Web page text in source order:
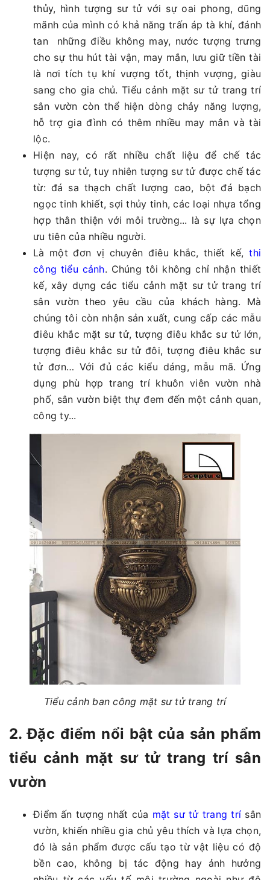
thủy, hình tượng sư tử với sự oai phong, dũng
mãnh của mình có khả năng trấn áp tà khí, đánh
tan những điều không may, nước tượng trưng
cho sự thu hút tài vận, may mắn, lưu giữ tiền tài
là nơi tích tụ khí vượng tốt, thịnh vượng, giàu
sang cho gia chủ. Tiểu cảnh mặt sư tử trang trí
sân vườn còn thể hiện dòng chảy năng lượng,
hỗ trợ gia đình có thêm nhiều may mắn và tài
lộc.
Hiện nay, có rất nhiều chất liệu để chế tác
tượng sư tử, tuy nhiên tượng sư tử được chế tác
từ: đá sa thạch chất lượng cao, bột đá bạch
ngọc tinh khiết, sợi thủy tinh, các loại nhựa tổng
hợp thân thiện với môi trường... là sự lựa chọn
ưu tiên của nhiều người.
Là một đơn vị chuyên điêu khắc, thiết kế,thi
công tiểu cảnh. Chúng tôi không chỉ nhận thiết
kế, xây dựng các tiểu cảnh mặt sư tử trang trí
sân vườn theo yêu cầu của khách hàng. Mà
chúng tôi còn nhận sản xuất, cung cấp các mẫu
điêu khắc mặt sư tử, tượng điêu khắc sư tử lớn,
tượng điêu khắc sư tử đôi, tượng điêu khắc sư
tử đơn… Với đủ các kiểu dáng, mẫu mã. Ứng
dụng phù hợp trang trí khuôn viên vườn nhà
phố, sân vườn biệt thự đem đến một cảnh quan,
công ty...
Tiểu cảnh ban công mặt sư tử trang trí
2. Đặc điểm nổi bật của sản phẩm
tiểu cảnh mặt sư tử trang trí sân
vườn
Điểm ấn tượng nhất của mặt sư tử trang trí sân
vườn, khiến nhiều gia chủ yêu thích và lựa chọn,
đó là sản phẩm được cấu tạo từ vật liệu có độ
bền cao, không bị tác động hay ảnh hưởng